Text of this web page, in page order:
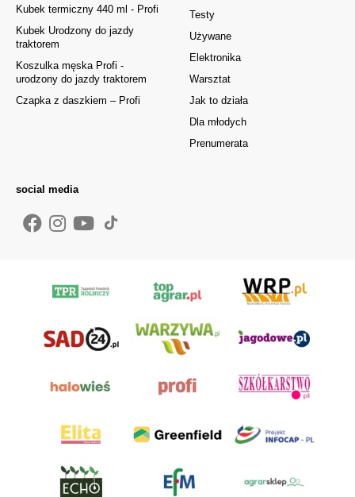
Testy
Używane
Elektronika
Warsztat
Jak to działa
Dla młodych
Prenumerata
Kubek termiczny 440 ml - Profi
Kubek Urodzony do jazdy
traktorem
Koszulka męska Profi -
urodzony do jazdy traktorem
Czapka z daszkiem – Profi
social media